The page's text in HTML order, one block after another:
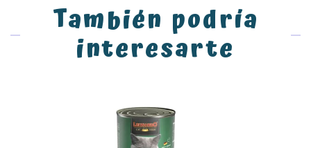
También podría
interesarte